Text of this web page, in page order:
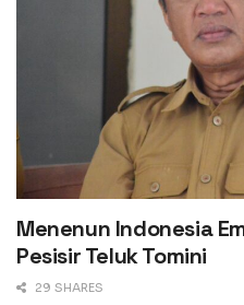
Menenun Indonesia
Pesisir Teluk Tomini
29 SHARES